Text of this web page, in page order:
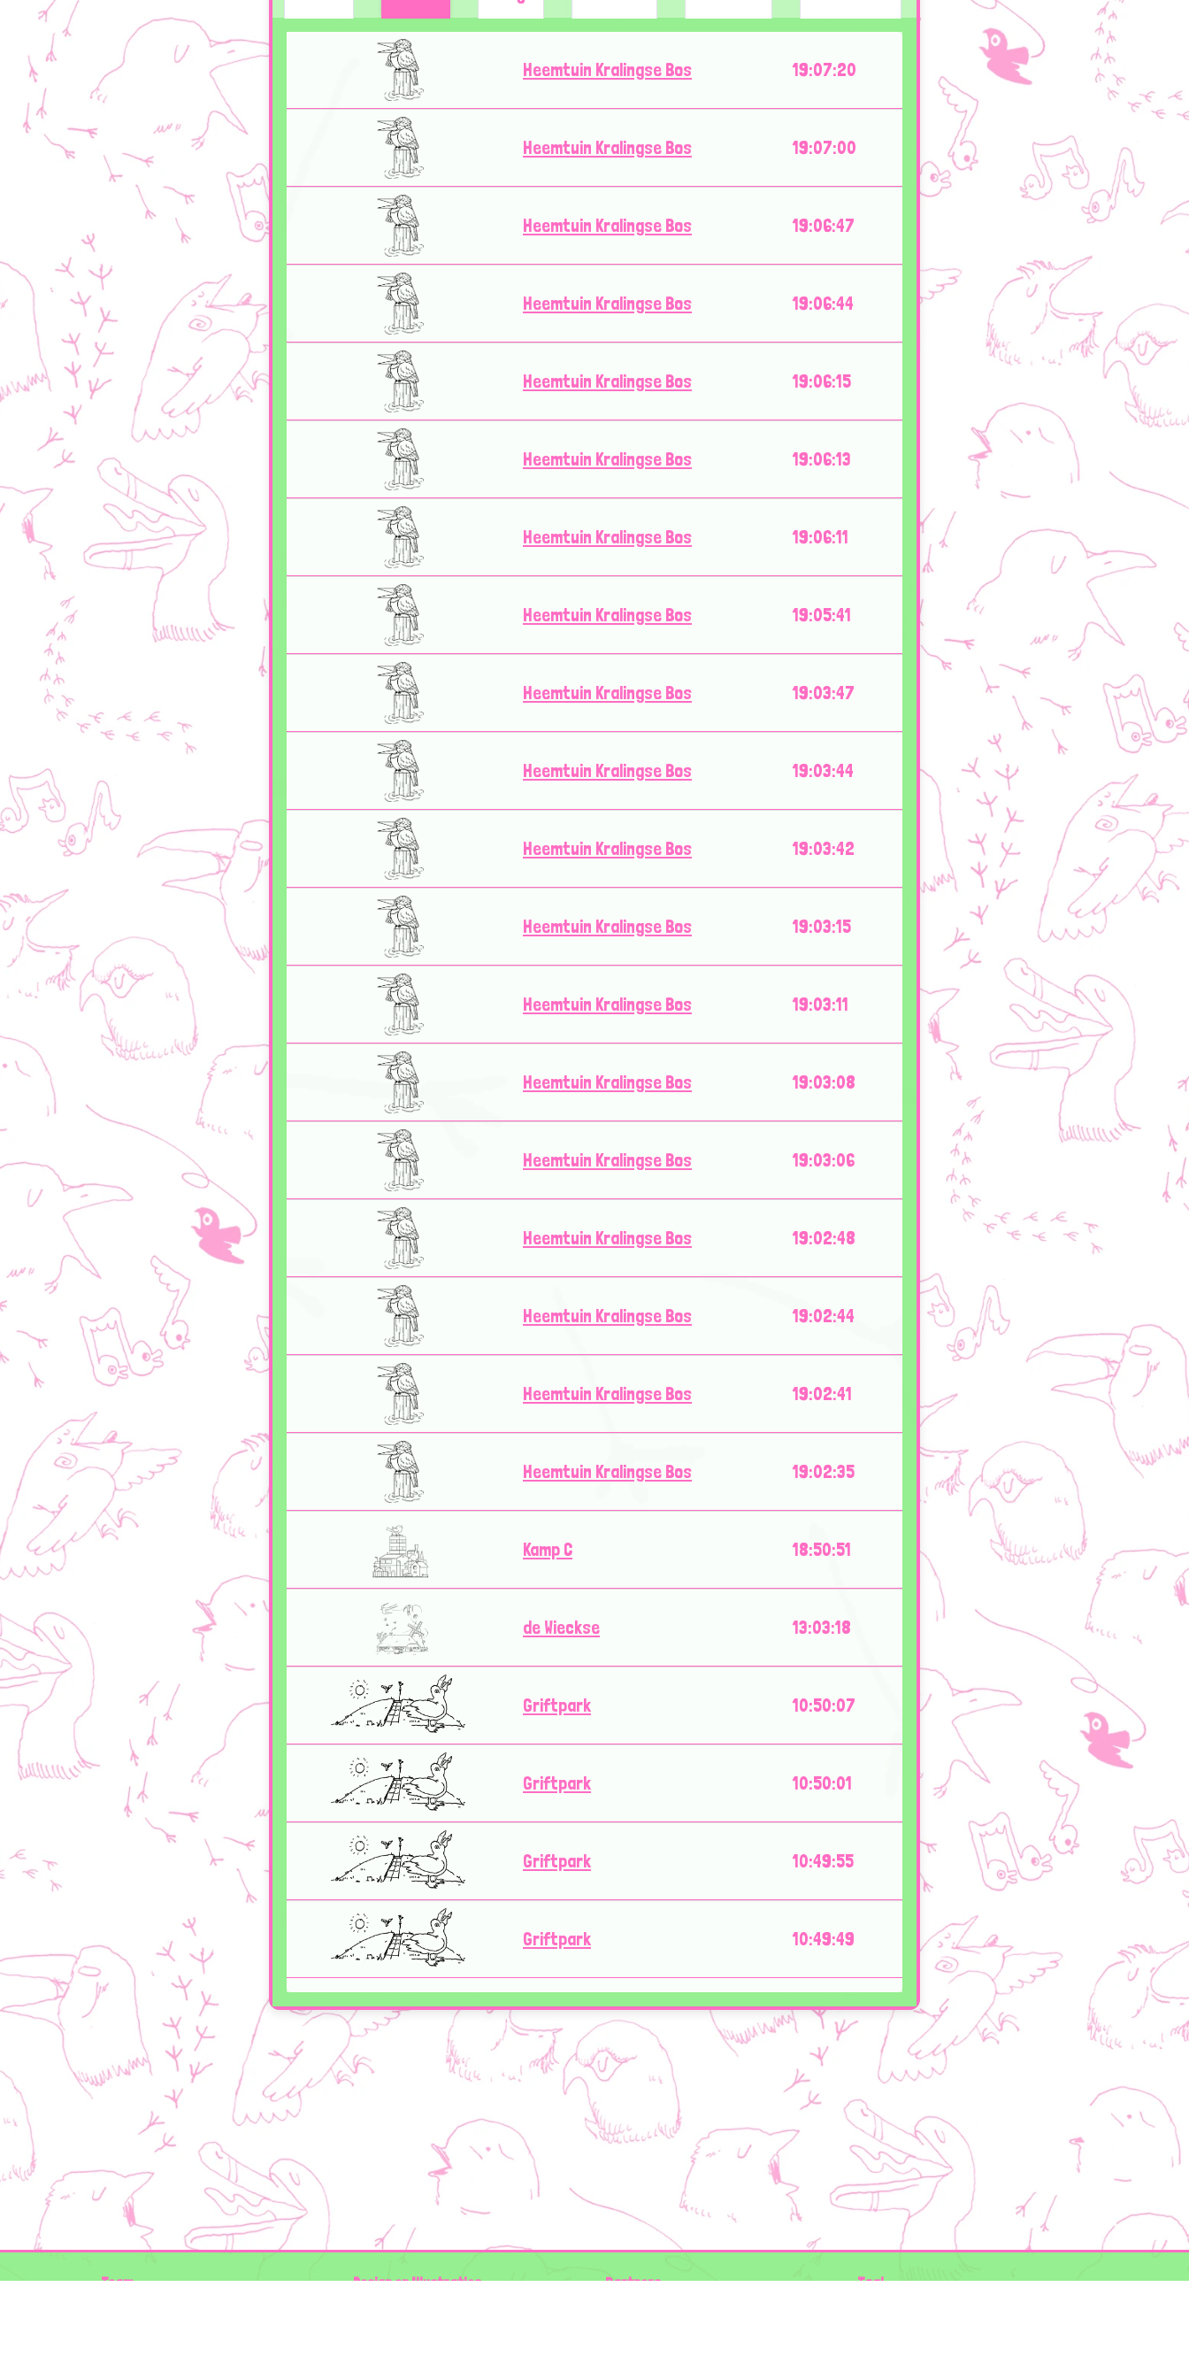
Heemtuin Kralingse Bos 19:07:20
Heemtuin Kralingse Bos 19:07:00
Heemtuin Kralingse Bos 19:06:47
Heemtuin Kralingse Bos 19:06:44
Heemtuin Kralingse Bos 19:06:15
Heemtuin Kralingse Bos 19:06:13
Heemtuin Kralingse Bos 19:06:11
Heemtuin Kralingse Bos 19:05:41
Heemtuin Kralingse Bos 19:03:47
Heemtuin Kralingse Bos 19:03:44
Heemtuin Kralingse Bos 19:03:42
Heemtuin Kralingse Bos 19:03:15
Heemtuin Kralingse Bos 19:03:11
Heemtuin Kralingse Bos 19:03:08
Heemtuin Kralingse Bos 19:03:06
Heemtuin Kralingse Bos 19:02:48
Heemtuin Kralingse Bos 19:02:44
Heemtuin Kralingse Bos 19:02:41
Heemtuin Kralingse Bos 19:02:35
Kamp C 18:50:51
de Wieckse 13:03:18
Griftpark 10:50:07
Griftpark 10:50:01
Griftpark 10:49:55
Griftpark 10:49:49
Team Design en Illustraties Partners Taal